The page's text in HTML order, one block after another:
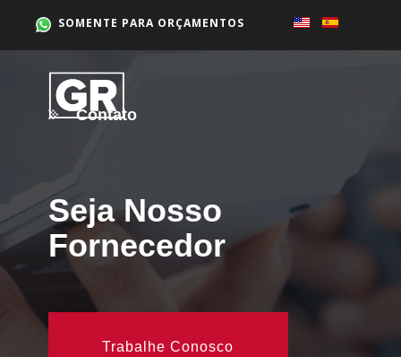
SOMENTE PARA ORÇAMENTOS
Contato
Trabalhe Conosco
Seja Nosso
Fornecedor